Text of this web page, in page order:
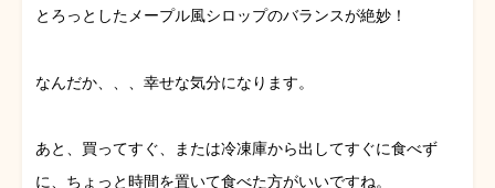
とろっとしたメープル風シロップのバランスが絶妙！
なんだか、、、幸せな気分になります。
あと、買ってすぐ、または冷凍庫から出してすぐに食べず
に、ちょっと時間を置いて食べた方がいいですね。